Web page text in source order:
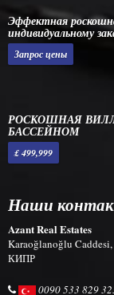
Эффектная
индивидуальному
Запрос цены
РОСКОШНАЯ
БАССЕЙНОМ
£ 499,999
Наши
Azant Real Estates
Karaoğlanoğlu
КИПР
0090 533 829